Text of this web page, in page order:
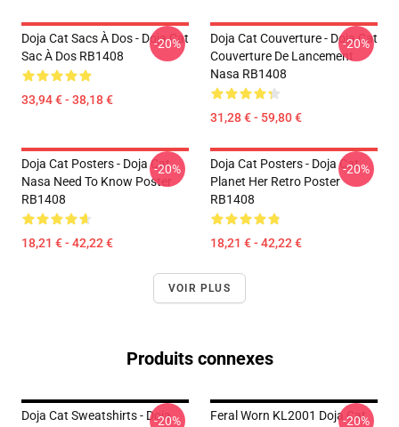
Doja Cat Sacs À Dos - Doja Cat
Sac À Dos RB1408
33,94 € - 38,18 €
-20%
Doja Cat Couverture - Doja Cat
Couverture De Lancement
Nasa RB1408
31,28 € - 59,80 €
-20%
Doja Cat Posters - Doja Cat
Nasa Need To Know Poster
RB1408
18,21 € - 42,22 €
-20%
Doja Cat Posters - Doja Cat
Planet Her Retro Poster
RB1408
18,21 € - 42,22 €
-20%
VOIR PLUS
Produits connexes
Doja Cat Sweatshirts - Doja
-20%
Feral Worn KL2001 Doja Cat
-20%